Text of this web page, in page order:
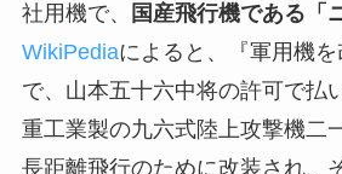
社用機で、
国産飛行機である「
WikiPediaによると、『軍用機
で、山本五十六中将の許可で払
重工業製の九六式陸上攻撃機二
長距離飛行のために改装され、